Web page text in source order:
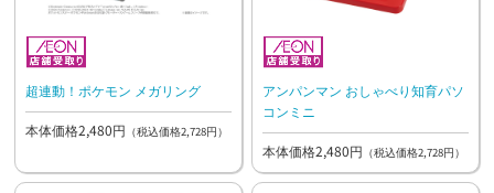
超連動！ポケモン メガリング
本体価格2,480円 （税込価格2,728円）
アンパンマン おしゃべり知育パソ
コンミニ
本体価格2,480円 （税込価格2,728円）